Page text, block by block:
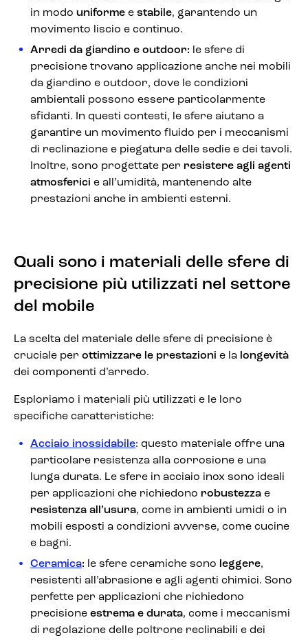
in modo uniforme e stabile, garantendo un
movimento liscio e continuo.
Arredi da giardino e outdoor: le sfere di
precisione trovano applicazione anche nei mobili
da giardino e outdoor, dove le condizioni
ambientali possono essere particolarmente
sfidanti. In questi contesti, le sfere aiutano a
garantire un movimento fluido per i meccanismi
di reclinazione e piegatura delle sedie e dei tavoli.
Inoltre, sono progettate per resistere agli agenti
atmosferici e all’umidità, mantenendo alte
prestazioni anche in ambienti esterni.
Quali sono i materiali delle sfere di
precisione più utilizzati nel settore
del mobile
La scelta del materiale delle sfere di precisione è
cruciale per ottimizzare le prestazioni e la longevità
dei componenti d’arredo.
Esploriamo i materiali più utilizzati e le loro
specifiche caratteristiche:
Acciaio inossidabile: questo materiale offre una
particolare resistenza alla corrosione e una
lunga durata. Le sfere in acciaio inox sono ideali
per applicazioni che richiedono robustezza e
resistenza all’usura, come in ambienti umidi o in
mobili esposti a condizioni avverse, come cucine
e bagni.
Ceramica: le sfere ceramiche sono leggere,
resistenti all’abrasione e agli agenti chimici. Sono
perfette per applicazioni che richiedono
precisione estrema e durata, come i meccanismi
di regolazione delle poltrone reclinabili e dei